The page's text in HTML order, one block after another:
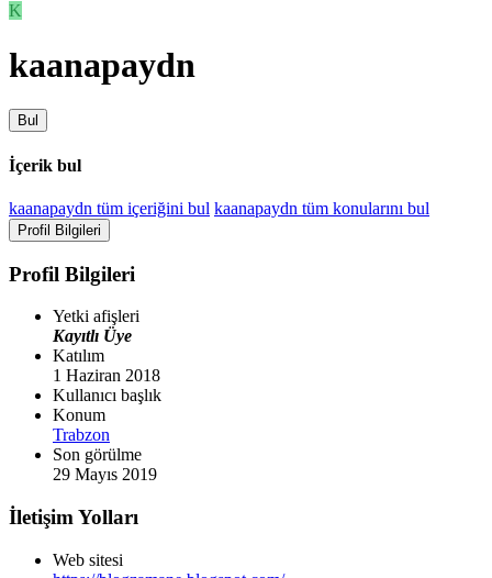
K
kaanapaydn
Bul
İçerik bul
kaanapaydn tüm içeriğini bul kaanapaydn tüm konularını bul
Profil Bilgileri
Profil Bilgileri
Yetki afişleri
Kayıtlı Üye
Katılım
1 Haziran 2018
Kullanıcı başlık
Konum
Trabzon
Son görülme
29 Mayıs 2019
İletişim Yolları
Web sitesi